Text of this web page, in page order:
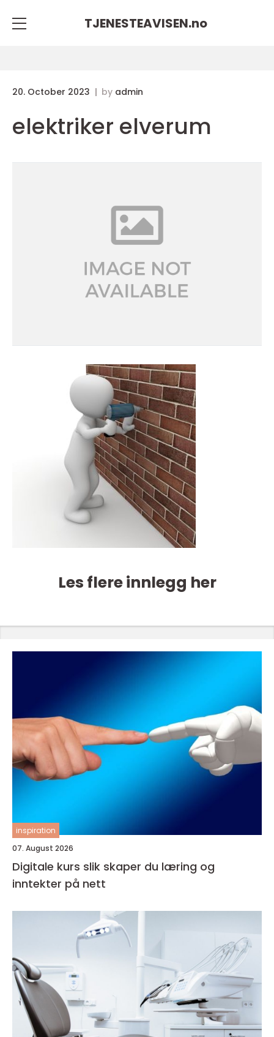
TJENESTEAVISEN.no
20. October 2023 by admin
elektriker elverum
Les flere innlegg her
inspiration
07. August 2026
Digitale kurs slik skaper du læring og
inntekter på nett